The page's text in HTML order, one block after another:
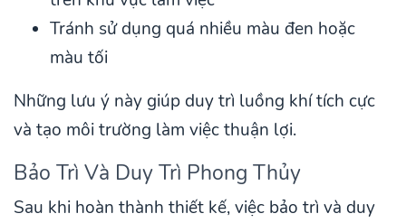
Tránh sử dụng quá nhiều màu đen hoặc
màu tối
Những lưu ý này giúp duy trì luồng khí tích cực
và tạo môi trường làm việc thuận lợi.
Bảo Trì Và Duy Trì Phong Thủy
Sau khi hoàn thành thiết kế, việc bảo trì và duy